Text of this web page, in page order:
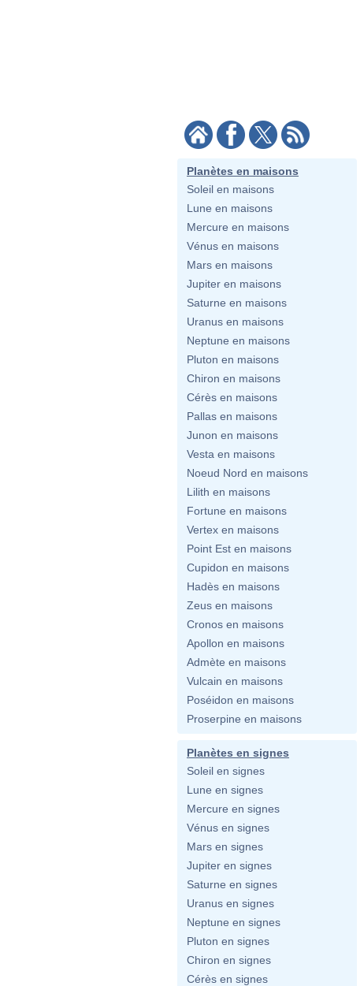
Planètes en maisons
Soleil en maisons
Lune en maisons
Mercure en maisons
Vénus en maisons
Mars en maisons
Jupiter en maisons
Saturne en maisons
Uranus en maisons
Neptune en maisons
Pluton en maisons
Chiron en maisons
Cérès en maisons
Pallas en maisons
Junon en maisons
Vesta en maisons
Noeud Nord en maisons
Lilith en maisons
Fortune en maisons
Vertex en maisons
Point Est en maisons
Cupidon en maisons
Hadès en maisons
Zeus en maisons
Cronos en maisons
Apollon en maisons
Admète en maisons
Vulcain en maisons
Poséidon en maisons
Proserpine en maisons
Planètes en signes
Soleil en signes
Lune en signes
Mercure en signes
Vénus en signes
Mars en signes
Jupiter en signes
Saturne en signes
Uranus en signes
Neptune en signes
Pluton en signes
Chiron en signes
Cérès en signes